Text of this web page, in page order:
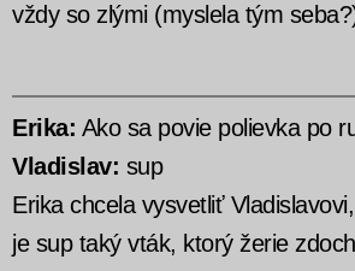
vždy so zlými (myslela tým
Erika: Ako sa povie polievka po
Vladislav: sup
Erika chcela vysvetliť
je sup taký vták, ktorý žerie